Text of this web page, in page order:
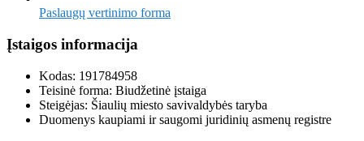
Paslaugų vertinimo forma
Įstaigos informacija
Kodas: 191784958
Teisinė forma: Biudžetinė įstaiga
Steigėjas: Šiaulių miesto savivaldybės taryba
Duomenys kaupiami ir saugomi juridinių asmenų registre